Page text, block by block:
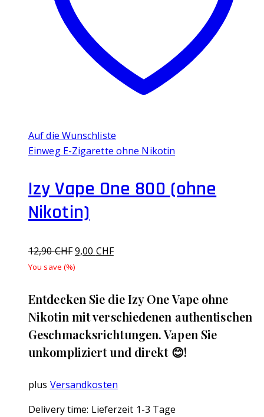
Optionen
können
Auf die Wunschliste
Einweg E-Zigarette ohne Nikotin
Izy Vape One 800 (ohne
Nikotin)
12,90CHFUrsprünglicher
Preis
12,90 CHF
9,00 CHFAktueller
9,00 CHF.
You save (%)
Entdecken Sie die Izy One Vape ohne
Nikotin mit verschiedenen authentischen
Geschmacksrichtungen. Vapen Sie
unkompliziert und direkt 😊!
plus Versandkosten
Delivery time: Lieferzeit 1-3 Tage